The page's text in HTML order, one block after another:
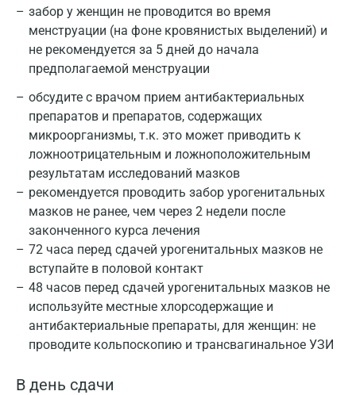
забор у женщин не проводится во время
менструации (на фоне кровянистых выделений) и
не рекомендуется за 5 дней до начала
предполагаемой менструации
обсудите с врачом прием антибактериальных
препаратов и препаратов, содержащих
микроорганизмы, т.к. это может приводить к
ложноотрицательным и ложноположительным
результатам исследований мазков
рекомендуется проводить забор урогенитальных
мазков не ранее, чем через 2 недели после
законченного курса лечения
72 часа перед сдачей урогенитальных мазков не
вступайте в половой контакт
48 часов перед сдачей урогенитальных мазков не
используйте местные хлорсодержащие и
антибактериальные препараты, для женщин: не
проводите кольпоскопию и трансвагинальное УЗИ
В день сдачи